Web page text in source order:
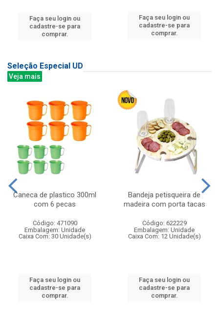
Faça seu login ou
cadastre-se para
comprar.
Faça seu login ou
cadastre-se para
comprar.
Seleção Especial UD
Veja mais
Caneca de plastico 300ml
com 6 pecas
Código: 471090
Embalagem: Unidade
Caixa Com: 30 Unidade(s)
Faça seu login ou
cadastre-se para
comprar.
Bandeja petisqueira de
madeira com porta tacas
Código: 622229
Embalagem: Unidade
Caixa Com: 12 Unidade(s)
Faça seu login ou
cadastre-se para
comprar.